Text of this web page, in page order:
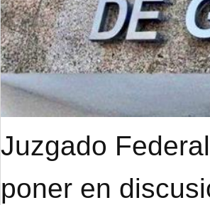
Juzgado
poner en